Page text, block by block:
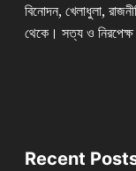
বিনোদন, খেলাধুলা,
থেকে। সত্য ও নিরপেক্ষ
Recent